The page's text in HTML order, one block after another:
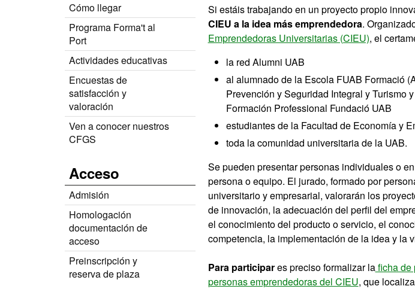
Cómo llegar
Programa Forma't al
Port
Actividades educativas
Encuestas de
satisfacción y
valoración
Ven a conocer nuestros
CFGS
Acceso
Admisión
Homologación
documentación de
acceso
Preinscripción y
reserva de plaza
Si estáis trabajando en un proyecto propio
CIEU a la idea más emprendedora.
Emprendedoras Universitarias (CIEU), el
la red Alumni UAB
al alumnado de la Escola FUAB Formació
Prevención y Seguridad Integral y Turismo
Formación Professional Fundació UAB
estudiantes de la Facultad de Economía y
toda la comunidad universitaria de la UAB.
Se pueden presentar personas individuales o
persona o equipo. El jurado, formado por
universitario y empresarial, valorarán los
de innovación, la adecuación del perfil del
el conocimiento del producto o servicio, el
competencia, la implementación de la idea y la
Para participares preciso formalizar laficha de
personas emprendedoras del CIEU, que